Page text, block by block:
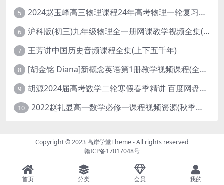
5 2024赵玉峰高三物理课程24年高考物理一轮复习网课教程
6 沪科版(初三)九年级物理全一册网课教学视频全集(录播版 杜春雨 66讲)
7 王芳讲中国历史音频课程全集(上下五千年)
8 [胡金铭 Diana]新概念英语第1册教学视频课程(全集 百度网盘下载)
9 胡源2024届高考数学二轮寒假春季精讲 百度网盘分享
10 2022赵礼显高一数学必修一课程视频资源(秋季班 含讲义)百度网盘云
Copyright © 2023高岸学堂Theme- All rights reserved
赣ICP备17017048号
首页 分类 会员 我的